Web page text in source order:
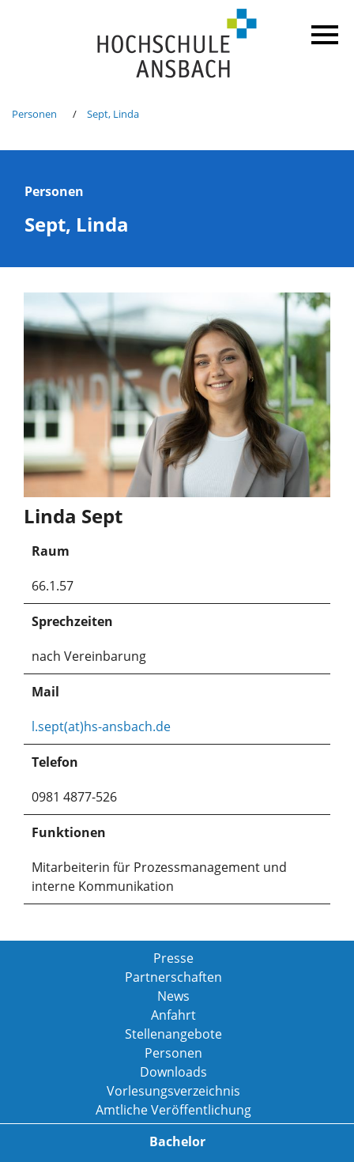
Personen Sept, Linda
Personen
Sept, Linda
Linda Sept
Raum
66.1.57
Sprechzeiten
nach Vereinbarung
Mail
l.sept(at)hs-ansbach.de
Telefon
0981 4877-526
Funktionen
Mitarbeiterin für Prozessmanagement und
interne Kommunikation
Presse
Partnerschaften
News
Anfahrt
Stellenangebote
Personen
Downloads
Vorlesungsverzeichnis
Amtliche Veröffentlichung
Bachelor